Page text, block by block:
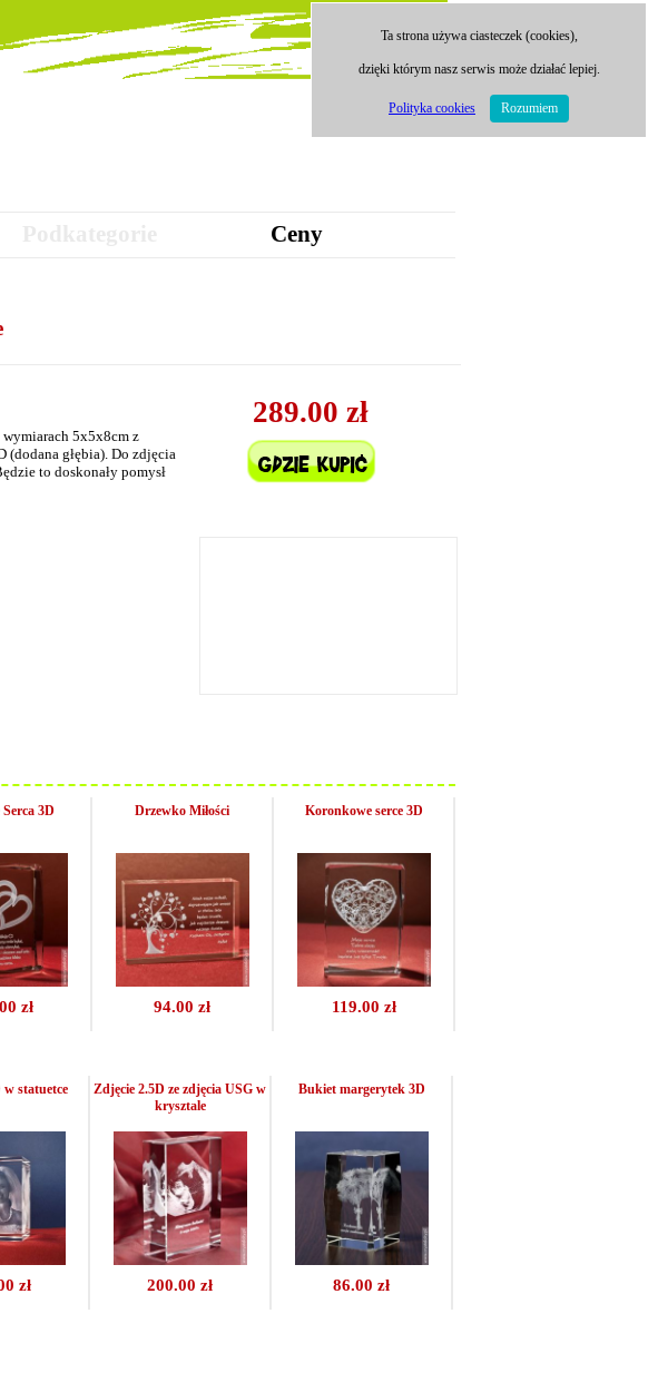
Ceny
289.00 zł
5x5x8cm z
(dodana głębia). Do zdjęcia
to doskonały pomysł
zł
3D
94.00 zł
Drzewko Miłości
119.00 zł
Koronkowe serce 3D
zł
w statuetce
200.00 zł
Zdjęcie 2.5D ze zdjęcia USG w
krysztale
86.00 zł
Bukiet margerytek 3D
Ta strona używa ciasteczek (cookies),
dzięki którym nasz serwis może działać lepiej.
Polityka cookies Rozumiem